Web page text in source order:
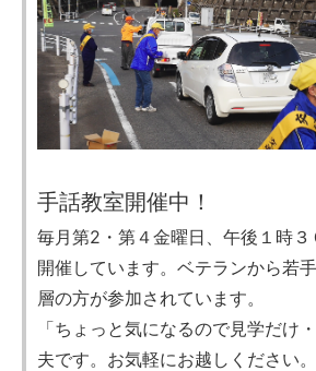
手話教室開催中！
毎月第2・第４金曜日、午後１時
開催しています。ベテランから若
層の方が参加されています。
「ちょっと気になるので見学だけ
夫です。お気軽にお越しください。